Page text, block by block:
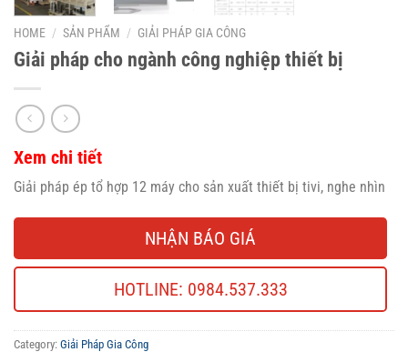
HOME / SẢN PHẨM / GIẢI PHÁP GIA CÔNG
Giải pháp cho ngành công nghiệp thiết bị
Xem chi tiết
Giải pháp ép tổ hợp 12 máy cho sản xuất thiết bị tivi, nghe nhìn
NHẬN BÁO GIÁ
HOTLINE: 0984.537.333
Category: Giải Pháp Gia Công